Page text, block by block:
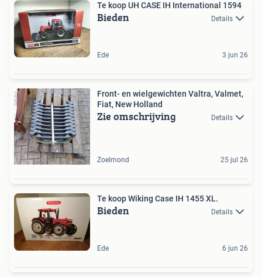
Te koop UH CASE IH International 1594
Bieden Details
Ede 3 jun 26
Front- en wielgewichten Valtra, Valmet,
Fiat, New Holland
Zie omschrijving Details
Zoelmond 25 jul 26
Te koop Wiking Case IH 1455 XL.
Bieden Details
Ede 6 jun 26